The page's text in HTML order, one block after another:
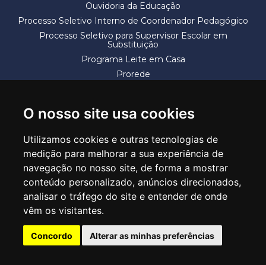
O nosso site usa cookies
Utilizamos cookies e outras tecnologias de
medição para melhorar a sua experiência de
navegação no nosso site, de forma a mostrar
conteúdo personalizado, anúncios direcionados,
analisar o tráfego do site e entender de onde
vêm os visitantes.
Concordo Alterar as minhas preferências
Ouvidoria da Educação
Processo Seletivo Interno de Coordenador Pedagógico
Processo Seletivo para Supervisor Escolar em
Substituição
Programa Leite em Casa
Prorede
SECRETARIA DE EDUCAÇÃO
Rua Claudino Barbosa, 313 - Macedo - Guarulhos/SP CEP 07113-040
Central de Atendimento: *55 11 2475-7300